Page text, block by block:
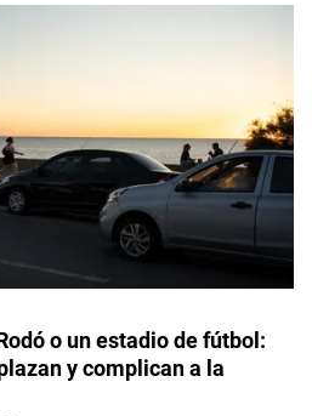
o un estadio de fútbol:
y complican a la